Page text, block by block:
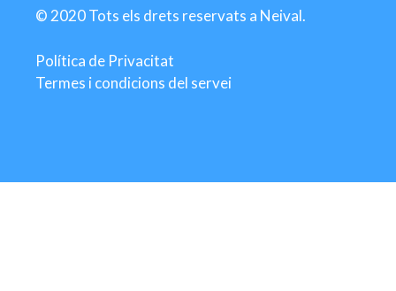
© 2020 Tots els drets reservats a Neival.
Política de Privacitat
Termes i condicions del servei